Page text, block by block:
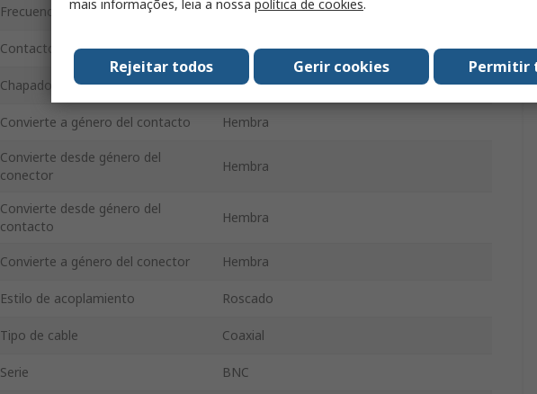
Frecuencia de Funcionamiento 6GHz
Contacto chapado Dorado, Níquel, Fosforoso
Chapado del cuerpo Níquel, Dorado, Fosforoso
Convierte a género del contacto Hembra
Convierte desde género del
conector
Hembra
Convierte desde género del
contacto
Hembra
Convierte a género del conector Hembra
Estilo de acoplamiento Roscado
Tipo de cable Coaxial
Serie BNC
mais informações, leia a nossa política de cookies.
Permitir
Gerir cookies
Rejeitar todos